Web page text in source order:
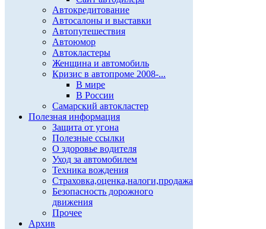
Автокредитование
Автосалоны и выставки
Автопутешествия
Автоюмор
Автокластеры
Женщина и автомобиль
Кризис в автопроме 2008-...
В мире
В России
Самарский автокластер
Полезная информация
Защита от угона
Полезные ссылки
О здоровье водителя
Уход за автомобилем
Техника вождения
Страховка,оценка,налоги,продажа
Безопасность дорожного
движения
Прочее
Архив